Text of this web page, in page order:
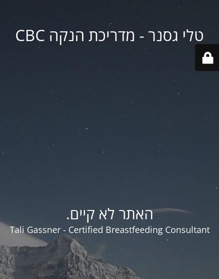
טלי גסנר - מדריכת הנקה CBC
האתר לא קיים.
Tali Gassner - Certified Breastfeeding Consultant